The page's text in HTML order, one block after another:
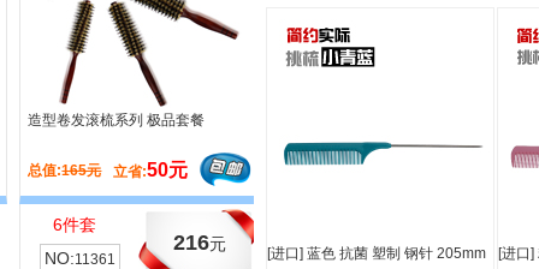
造型卷发滚梳系列 极品套餐
总值:165元 立省:50元
6件套
NO:11361
216元
总值:151元
[进口] 蓝色 抗菌 塑制 钢针 205mm
[进口